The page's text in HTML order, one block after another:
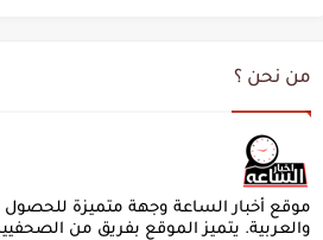
من نحن ؟
موقع أخبار الساعة وجهة متميزة للحصول
والعربية. يتميز الموقع بفريق من